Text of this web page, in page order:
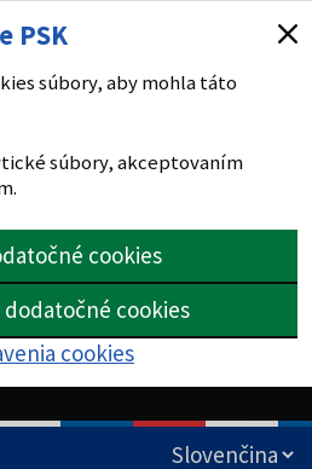
PSK
súbory, aby mohla táto
súbory, akceptovaním
cookies
cookies
cookies